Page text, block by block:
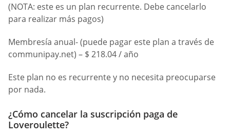
(NOTA: este es un plan recurrente. Debe cancelarlo
para realizar más pagos)
Membresía anual- (puede pagar este plan a través de
communipay.net) – $ 218.04 / año
Este plan no es recurrente y no necesita preocuparse
por nada.
¿Cómo cancelar la suscripción paga de
Loveroulette?